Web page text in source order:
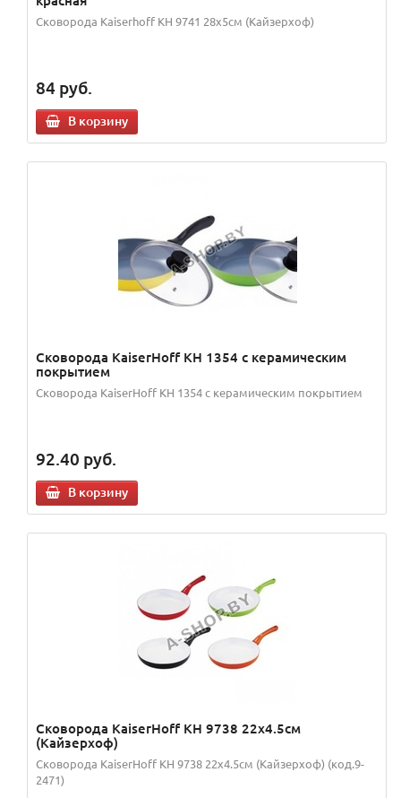
Сковорода Kaiserhoff KH 9741 28х5см (Кайзерхоф)
84 руб.
В корзину
Сковорода KaiserHoff KH 1354 с керамическим
покрытием
Сковорода KaiserHoff KH 1354 с керамическим покрытием
92.40 руб.
В корзину
Сковорода KaiserHoff KH 9738 22х4.5см
(Кайзерхоф)
Сковорода KaiserHoff KH 9738 22х4.5см (Кайзерхоф) (код.9-
2471)